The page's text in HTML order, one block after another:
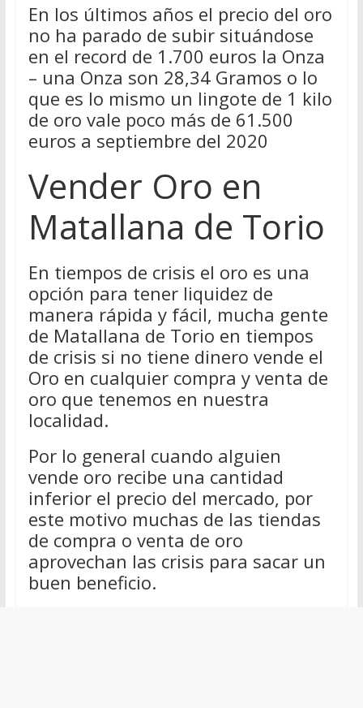
En los últimos años el precio del oro
no ha parado de subir situándose
en el record de 1.700 euros la Onza
– una Onza son 28,34 Gramos o lo
que es lo mismo un lingote de 1 kilo
de oro vale poco más de 61.500
euros a septiembre del 2020
Vender Oro en
Matallana de Torio
En tiempos de crisis el oro es una
opción para tener liquidez de
manera rápida y fácil, mucha gente
de Matallana de Torio en tiempos
de crisis si no tiene dinero vende el
Oro en cualquier compra y venta de
oro que tenemos en nuestra
localidad.
Por lo general cuando alguien
vende oro recibe una cantidad
inferior el precio del mercado, por
este motivo muchas de las tiendas
de compra o venta de oro
aprovechan las crisis para sacar un
buen beneficio.